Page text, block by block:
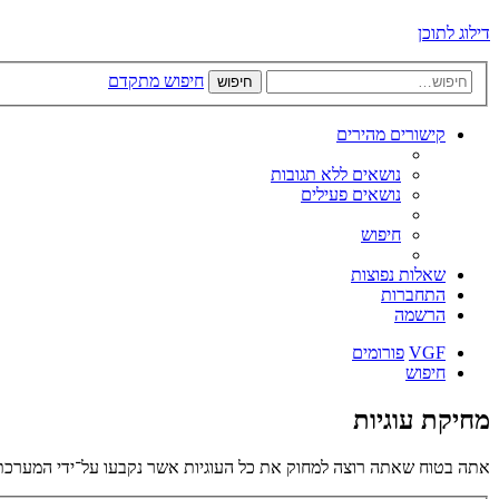
דילוג לתוכן
חיפוש חיפוש מתקדם
קישורים מהירים
נושאים ללא תגובות
נושאים פעילים
חיפוש
שאלות נפוצות
התחברות
הרשמה
VGF פורומים
חיפוש
מחיקת עוגיות
אתה בטוח שאתה רוצה למחוק את כל העוגיות אשר נקבעו על־ידי